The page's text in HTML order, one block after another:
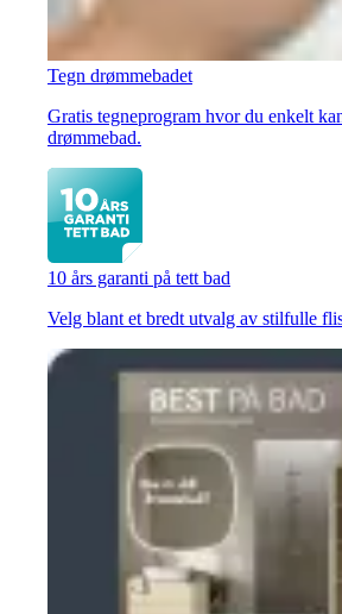
Tegn drømmebadet
Gratis tegneprogram hvor du enkelt
drømmebad.
10 års garanti på tett bad
Velg blant et bredt utvalg av stilfulle